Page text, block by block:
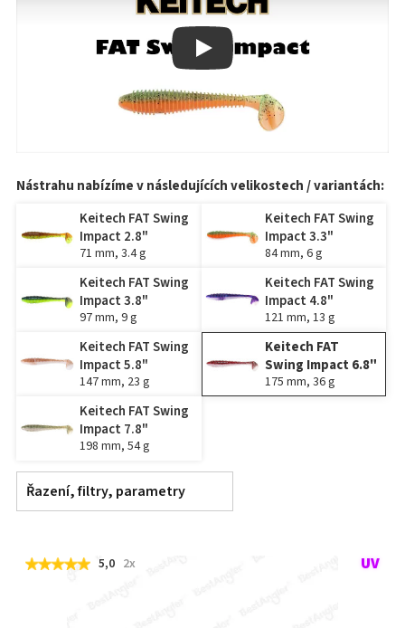
Play
Nástrahu nabízíme v následujících velikostech / variantách:
Keitech FAT Swing
Impact 2.8"
71 mm, 3.4 g
Keitech FAT Swing
Impact 3.3"
84 mm, 6 g
Keitech FAT Swing
Impact 3.8"
97 mm, 9 g
Keitech FAT Swing
Impact 4.8"
121 mm, 13 g
Keitech FAT Swing
Impact 5.8"
147 mm, 23 g
Keitech FAT
Swing Impact 6.8"
175 mm, 36 g
Keitech FAT Swing
Impact 7.8"
198 mm, 54 g
Řazení, filtry, parametry
5,0 2x